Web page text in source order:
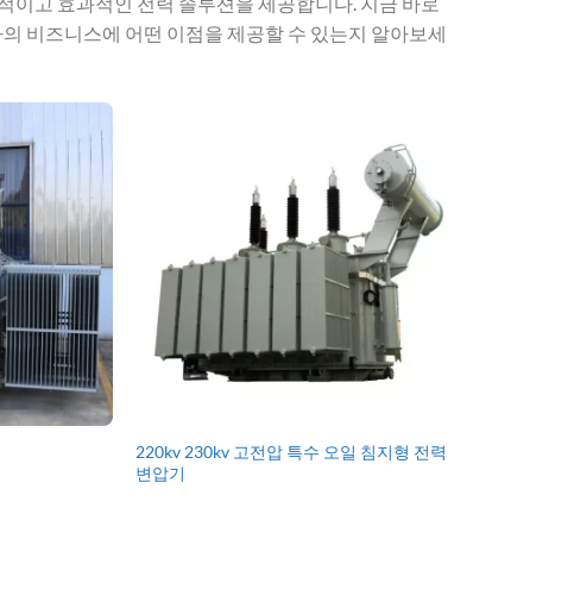
비즈니스에 어떤 이점을 제공할 수 있는지 알아보세
220kv 230kv 고전압 특수 오일 침지형 전력
변압기